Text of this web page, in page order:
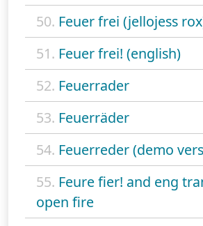
50. Feuer frei (jellojess
51. Feuer frei! (english)
52. Feuerrader
53. Feuerräder
54. Feuerreder (demo
55. Feure fier! and eng
open fire